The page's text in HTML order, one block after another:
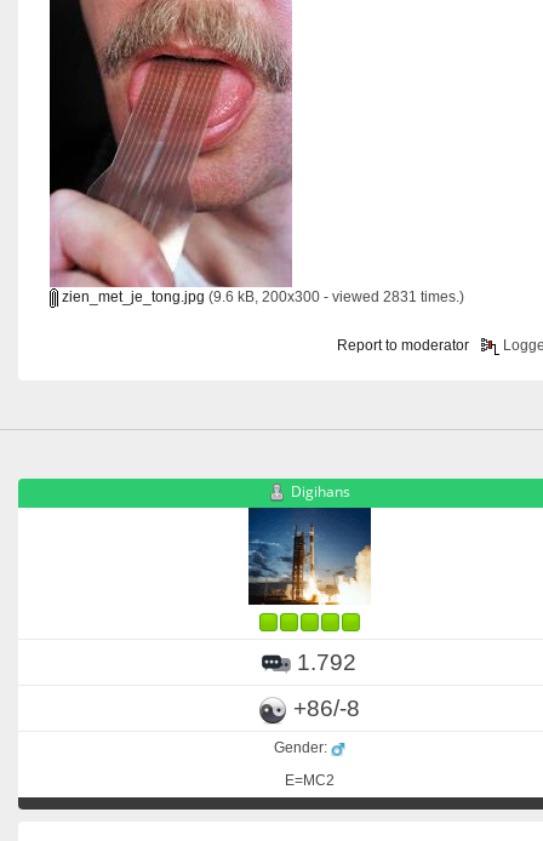
zien_met_je_tong.jpg (9.6 kB, 200x300 - viewed 2831 times.)
Report to moderator
Digihans
1.792
+86/-8
Gender:
E=MC2